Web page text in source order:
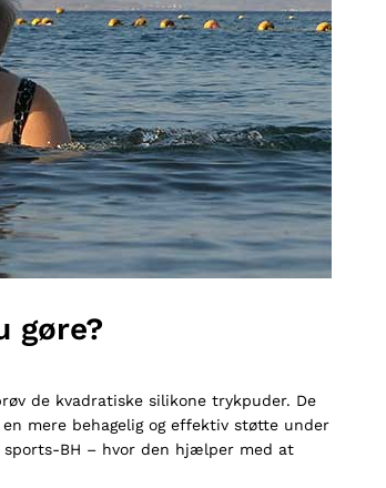
gøre?
de kvadratiske silikone trykpuder. De
mere behagelig og effektiv støtte under
BH – hvor den hjælper med at